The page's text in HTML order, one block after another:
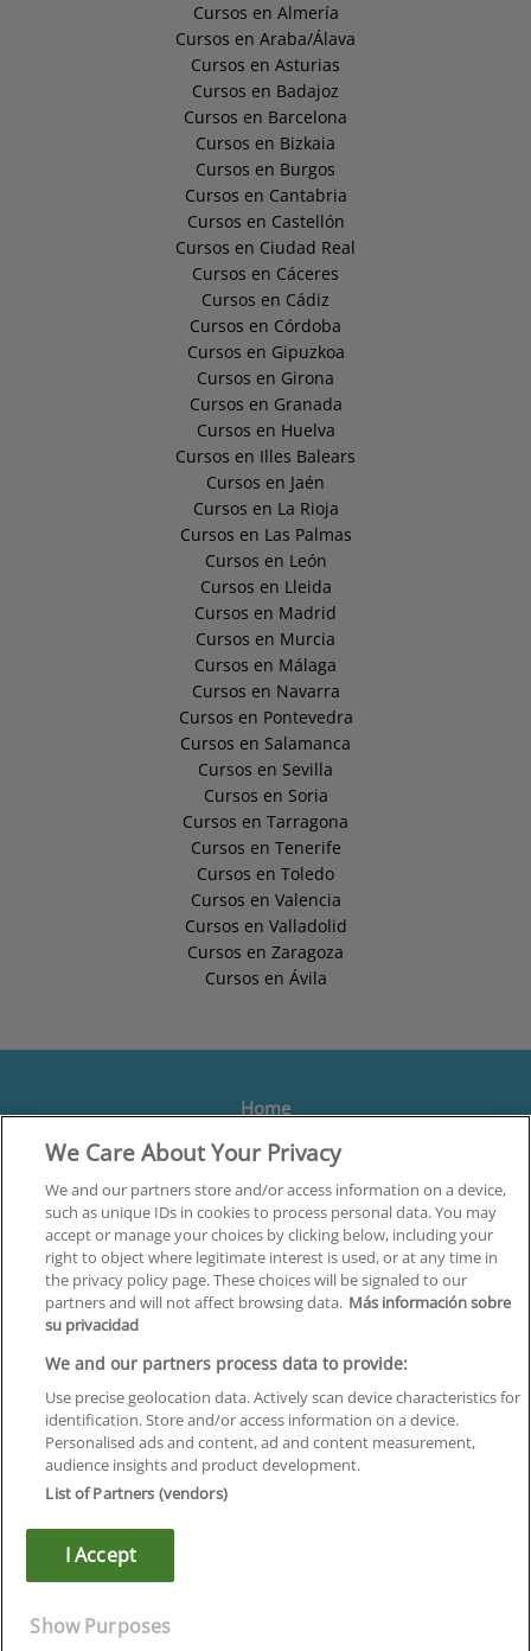
Cursos en Almería
Cursos en Araba/Álava
Cursos en Asturias
Cursos en Badajoz
Cursos en Barcelona
Cursos en Bizkaia
Cursos en Burgos
Cursos en Cantabria
Cursos en Castellón
Cursos en Ciudad Real
Cursos en Cáceres
Cursos en Cádiz
Cursos en Córdoba
Cursos en Gipuzkoa
Cursos en Girona
Cursos en Granada
Cursos en Huelva
Cursos en Illes Balears
Cursos en Jaén
Cursos en La Rioja
Cursos en Las Palmas
Cursos en León
Cursos en Lleida
Cursos en Madrid
Cursos en Murcia
Cursos en Málaga
Cursos en Navarra
Cursos en Pontevedra
Cursos en Salamanca
Cursos en Sevilla
Cursos en Soria
Cursos en Tarragona
Cursos en Tenerife
Cursos en Toledo
Cursos en Valencia
Cursos en Valladolid
Cursos en Zaragoza
Cursos en Ávila
Home
Formación
Centros
Orientación
Quiénes somos
Contacta
Aviso Legal
Política de Privacidad
Política de Cookies
Canal Ético
Infoempleo
We Care About Your Privacy
We and our partners store and/or access information on a device,
such as unique IDs in cookies to process personal data. You may
accept or manage your choices by clicking below, including your
right to object where legitimate interest is used, or at any time in
the privacy policy page. These choices will be signaled to our
partners and will not affect browsing data. Más información sobre
su privacidad
We and our partners process data to provide:
Use precise geolocation data. Actively scan device characteristics for
identification. Store and/or access information on a device.
Personalised ads and content, ad and content measurement,
audience insights and product development.
List of Partners (vendors)
I Accept
Show Purposes